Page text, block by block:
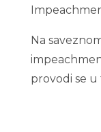
Na
provodi se u